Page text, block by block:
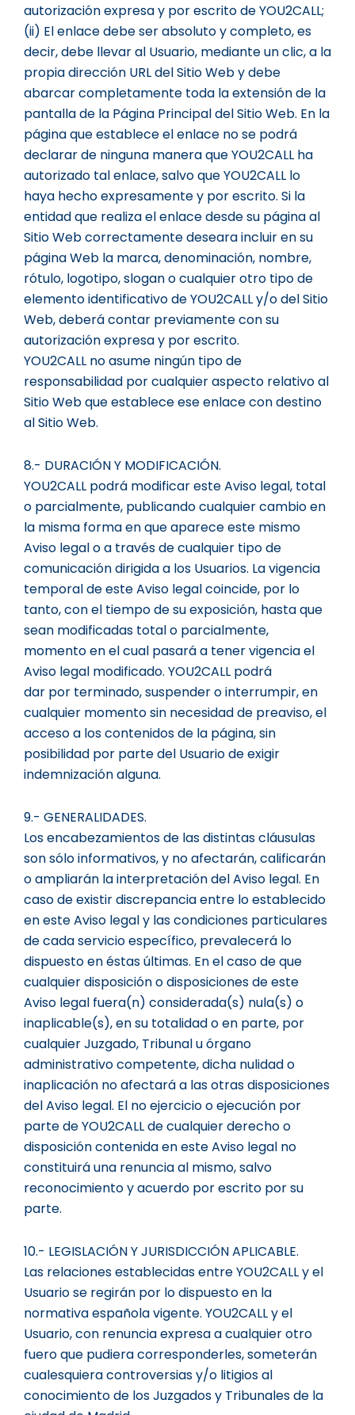
autorización expresa y por escrito de YOU2CALL;
(ii) El enlace debe ser absoluto y completo, es
decir, debe llevar al Usuario, mediante un clic, a la
propia dirección URL del Sitio Web y debe
abarcar completamente toda la extensión de la
pantalla de la Página Principal del Sitio Web. En la
página que establece el enlace no se podrá
declarar de ninguna manera que YOU2CALL ha
autorizado tal enlace, salvo que YOU2CALL lo
haya hecho expresamente y por escrito. Si la
entidad que realiza el enlace desde su página al
Sitio Web correctamente deseara incluir en su
página Web la marca, denominación, nombre,
rótulo, logotipo, slogan o cualquier otro tipo de
elemento identificativo de YOU2CALL y/o del Sitio
Web, deberá contar previamente con su
autorización expresa y por escrito.
YOU2CALL no asume ningún tipo de
responsabilidad por cualquier aspecto relativo al
Sitio Web que establece ese enlace con destino
al Sitio Web.
8.- DURACIÓN Y MODIFICACIÓN.
YOU2CALL podrá modificar este Aviso legal, total
o parcialmente, publicando cualquier cambio en
la misma forma en que aparece este mismo
Aviso legal o a través de cualquier tipo de
comunicación dirigida a los Usuarios. La vigencia
temporal de este Aviso legal coincide, por lo
tanto, con el tiempo de su exposición, hasta que
sean modificadas total o parcialmente,
momento en el cual pasará a tener vigencia el
Aviso legal modificado. YOU2CALL podrá
dar por terminado, suspender o interrumpir, en
cualquier momento sin necesidad de preaviso, el
acceso a los contenidos de la página, sin
posibilidad por parte del Usuario de exigir
indemnización alguna.
9.- GENERALIDADES.
Los encabezamientos de las distintas cláusulas
son sólo informativos, y no afectarán, calificarán
o ampliarán la interpretación del Aviso legal. En
caso de existir discrepancia entre lo establecido
en este Aviso legal y las condiciones particulares
de cada servicio específico, prevalecerá lo
dispuesto en éstas últimas. En el caso de que
cualquier disposición o disposiciones de este
Aviso legal fuera(n) considerada(s) nula(s) o
inaplicable(s), en su totalidad o en parte, por
cualquier Juzgado, Tribunal u órgano
administrativo competente, dicha nulidad o
inaplicación no afectará a las otras disposiciones
del Aviso legal. El no ejercicio o ejecución por
parte de YOU2CALL de cualquier derecho o
disposición contenida en este Aviso legal no
constituirá una renuncia al mismo, salvo
reconocimiento y acuerdo por escrito por su
parte.
10.- LEGISLACIÓN Y JURISDICCIÓN APLICABLE.
Las relaciones establecidas entre YOU2CALL y el
Usuario se regirán por lo dispuesto en la
normativa española vigente. YOU2CALL y el
Usuario, con renuncia expresa a cualquier otro
fuero que pudiera corresponderles, someterán
cualesquiera controversias y/o litigios al
conocimiento de los Juzgados y Tribunales de la